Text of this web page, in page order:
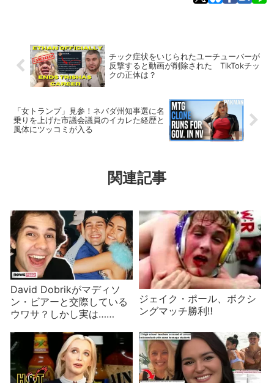
チック症状をいじられたユーチューバーが
反撃すると動画が削除された TikTokチッ
クの正体は？
「女トランプ」見参！ネバダ州知事選に名
乗りを上げた市議会議員のイカレた経歴と
風体にツッコミが入る
関連記事
David Dobrikがマディソ
ン・ビアーと交際している
ウワサ？しかし実は……
ジェイク・ポール、ボクシ
ングマッチ勝利‼